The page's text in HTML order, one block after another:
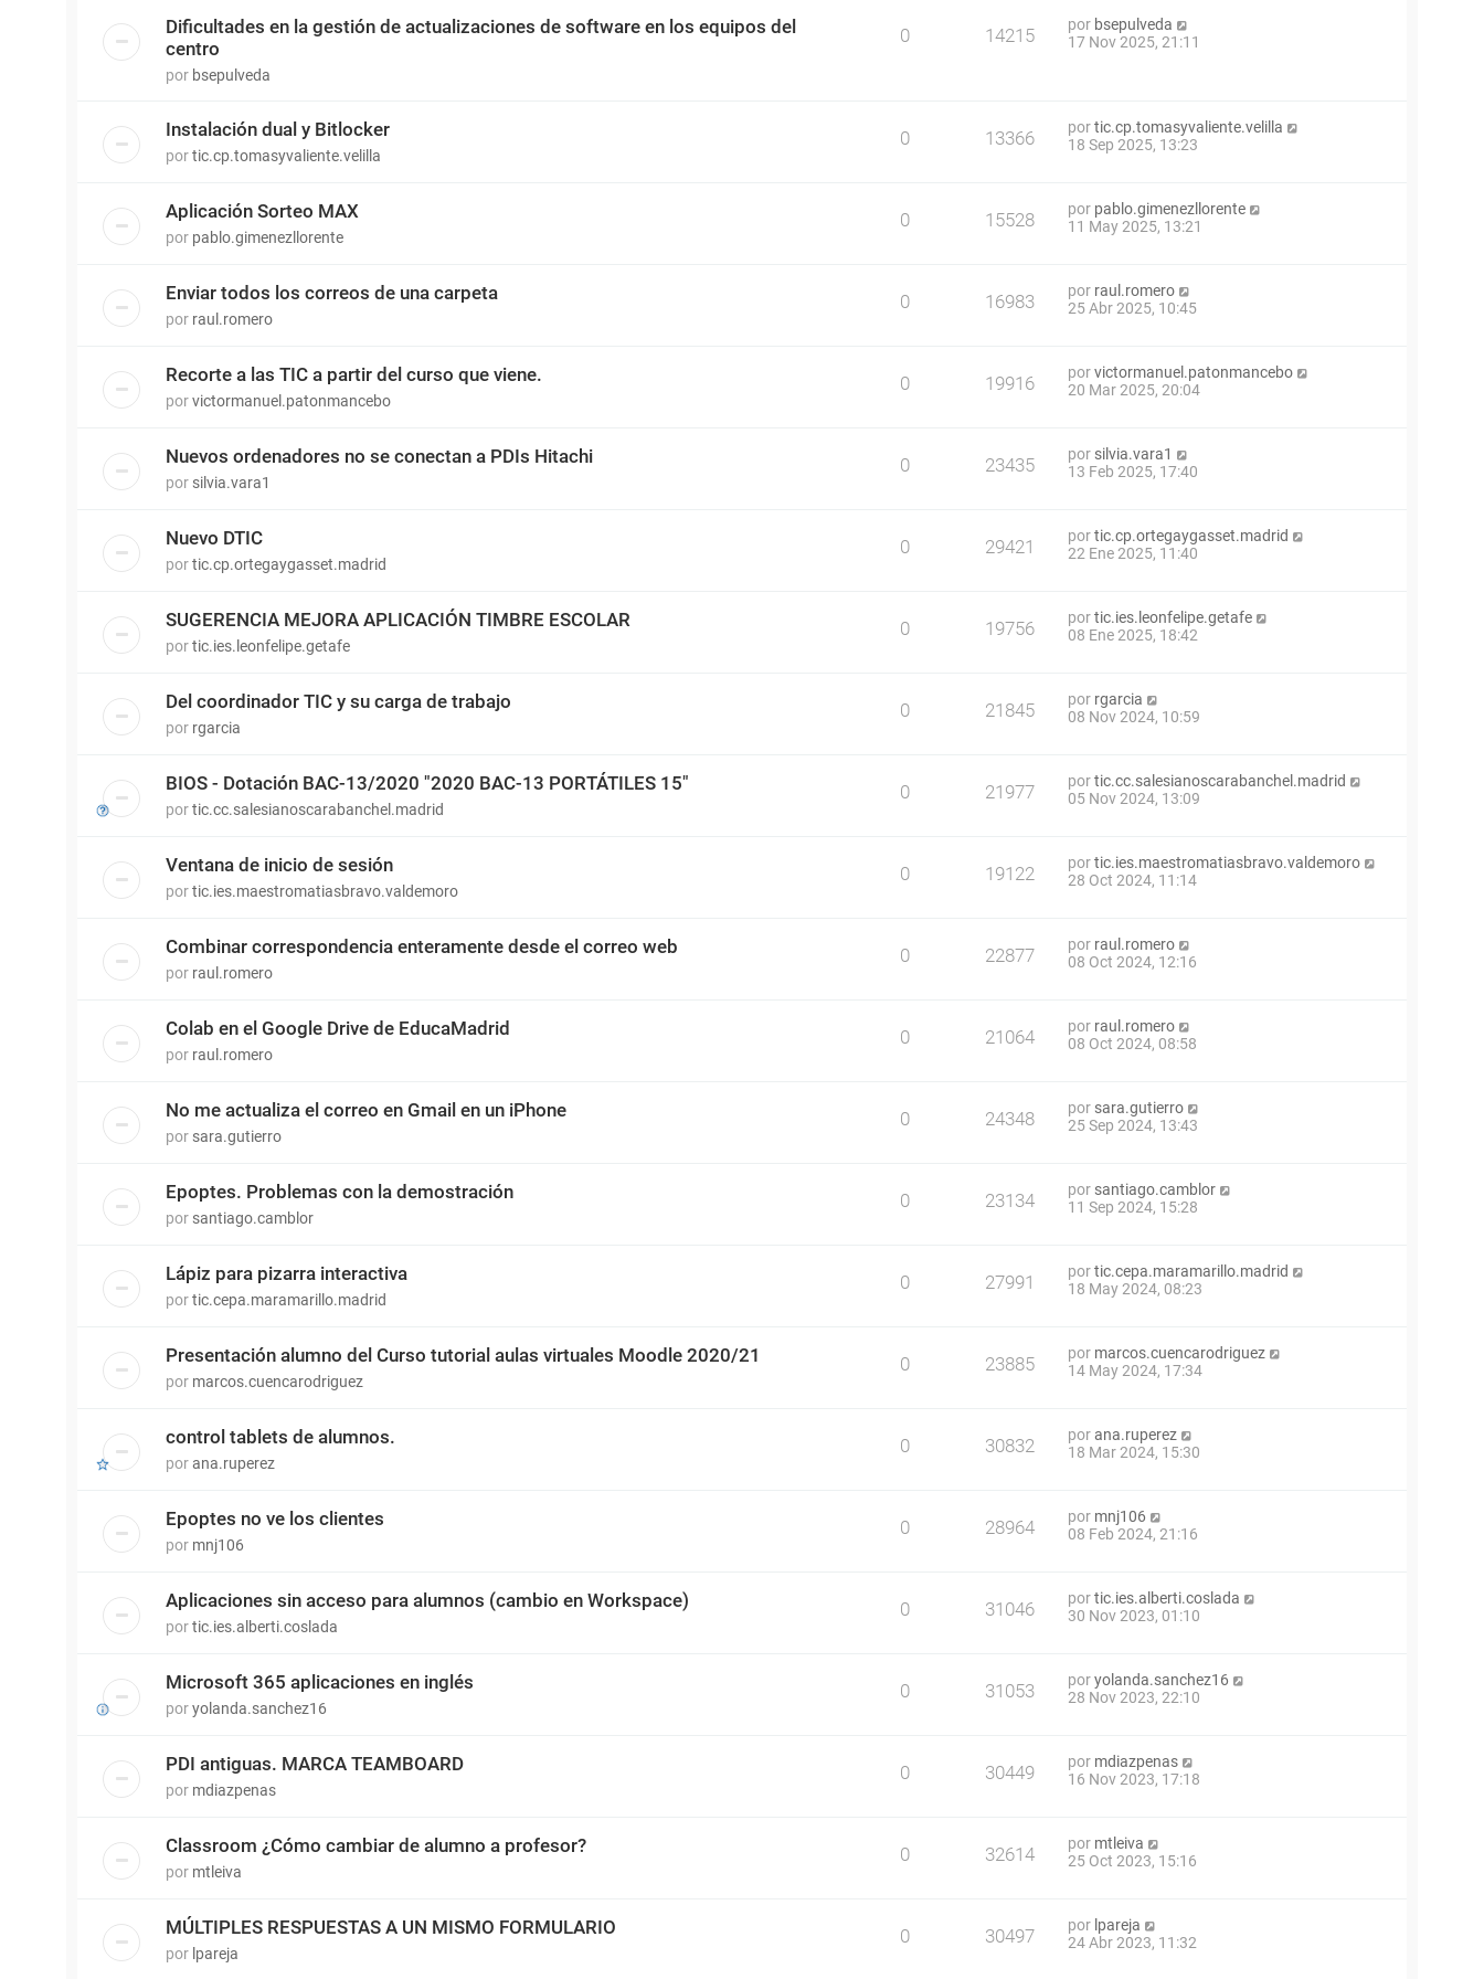
Dificultades en la gestión de actualizaciones de software en los equipos del
centro
por bsepulveda
0 14215 por bsepulveda
17 Nov 2025, 21:11
Instalación dual y Bitlocker
portic.cp.tomasyvaliente.velilla
0 13366 portic.cp.tomasyvaliente.velilla
18 Sep 2025, 13:23
Aplicación Sorteo MAX
por pablo.gimenezllorente
0 15528 por pablo.gimenezllorente
11 May 2025, 13:21
Enviar todos los correos de una carpeta
por raul.romero
0 16983 por raul.romero
25 Abr 2025, 10:45
Recorte a las TIC a partir del curso que viene.
porvictormanuel.patonmancebo
0 19916 porvictormanuel.patonmancebo
20 Mar 2025, 20:04
Nuevos ordenadores no se conectan a PDIs Hitachi
por silvia.vara1
0 23435 por silvia.vara1
13 Feb 2025, 17:40
Nuevo DTIC
portic.cp.ortegaygasset.madrid
0 29421 portic.cp.ortegaygasset.madrid
22 Ene 2025, 11:40
SUGERENCIA MEJORA APLICACIÓN TIMBRE ESCOLAR
portic.ies.leonfelipe.getafe
0 19756 portic.ies.leonfelipe.getafe
08 Ene 2025, 18:42
Del coordinador TIC y su carga de trabajo
por rgarcia
0 21845 por rgarcia
08 Nov 2024, 10:59
BIOS - Dotación BAC-13/2020 "2020 BAC-13 PORTÁTILES 15"
portic.cc.salesianoscarabanchel.madrid
0 21977 portic.cc.salesianoscarabanchel.madrid
05 Nov 2024, 13:09
Ventana de inicio de sesión
portic.ies.maestromatiasbravo.valdemoro
0 19122 portic.ies.maestromatiasbravo.valdemoro
28 Oct 2024, 11:14
Combinar correspondencia enteramente desde el correo web
por raul.romero
0 22877 por raul.romero
08 Oct 2024, 12:16
Colab en el Google Drive de EducaMadrid
por raul.romero
0 21064 por raul.romero
08 Oct 2024, 08:58
No me actualiza el correo en Gmail en un iPhone
por sara.gutierro
0 24348 por sara.gutierro
25 Sep 2024, 13:43
Epoptes. Problemas con la demostración
por santiago.camblor
0 23134 por santiago.camblor
11 Sep 2024, 15:28
Lápiz para pizarra interactiva
portic.cepa.maramarillo.madrid
0 27991 portic.cepa.maramarillo.madrid
18 May 2024, 08:23
Presentación alumno del Curso tutorial aulas virtuales Moodle 2020/21
por marcos.cuencarodriguez
0 23885 por marcos.cuencarodriguez
14 May 2024, 17:34
control tablets de alumnos.
porana.ruperez
0 30832 porana.ruperez
18 Mar 2024, 15:30
Epoptes no ve los clientes
por mnj106
0 28964 por mnj106
08 Feb 2024, 21:16
Aplicaciones sin acceso para alumnos (cambio en Workspace)
portic.ies.alberti.coslada
0 31046 portic.ies.alberti.coslada
30 Nov 2023, 01:10
Microsoft 365 aplicaciones en inglés
poryolanda.sanchez16
0 31053 poryolanda.sanchez16
28 Nov 2023, 22:10
PDI antiguas. MARCA TEAMBOARD
por mdiazpenas
0 30449 por mdiazpenas
16 Nov 2023, 17:18
Classroom ¿Cómo cambiar de alumno a profesor?
por mtleiva
0 32614 por mtleiva
25 Oct 2023, 15:16
MÚLTIPLES RESPUESTAS A UN MISMO FORMULARIO
por lpareja
0 30497 por lpareja
24 Abr 2023, 11:32